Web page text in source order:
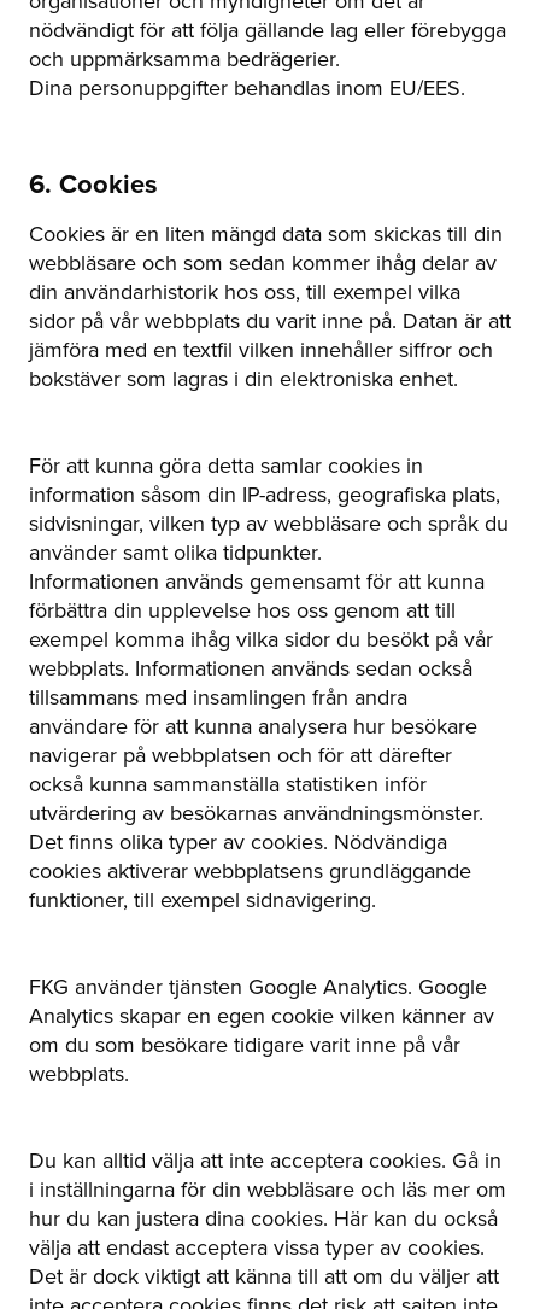
nödvändigt för att följa gällande lag eller förebygga
och uppmärksamma bedrägerier.
Dina personuppgifter behandlas inom EU/EES.
6. Cookies
Cookies är en liten mängd data som skickas till din
webbläsare och som sedan kommer ihåg delar av
din användarhistorik hos oss, till exempel vilka
sidor på vår webbplats du varit inne på. Datan är att
jämföra med en textfil vilken innehåller siffror och
bokstäver som lagras i din elektroniska enhet.
För att kunna göra detta samlar cookies in
information såsom din IP-adress, geografiska plats,
sidvisningar, vilken typ av webbläsare och språk du
använder samt olika tidpunkter.
Informationen används gemensamt för att kunna
förbättra din upplevelse hos oss genom att till
exempel komma ihåg vilka sidor du besökt på vår
webbplats. Informationen används sedan också
tillsammans med insamlingen från andra
användare för att kunna analysera hur besökare
navigerar på webbplatsen och för att därefter
också kunna sammanställa statistiken inför
utvärdering av besökarnas användningsmönster.
Det finns olika typer av cookies. Nödvändiga
cookies aktiverar webbplatsens grundläggande
funktioner, till exempel sidnavigering.
FKG använder tjänsten Google Analytics. Google
Analytics skapar en egen cookie vilken känner av
om du som besökare tidigare varit inne på vår
webbplats.
Du kan alltid välja att inte acceptera cookies. Gå in
i inställningarna för din webbläsare och läs mer om
hur du kan justera dina cookies. Här kan du också
välja att endast acceptera vissa typer av cookies.
Det är dock viktigt att känna till att om du väljer att